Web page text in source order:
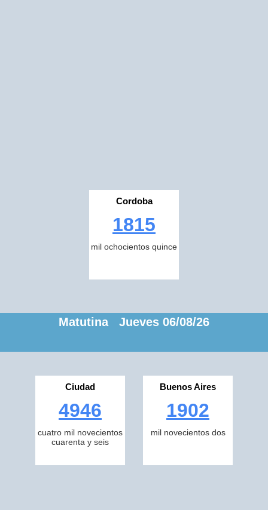
Cordoba
1815
mil ochocientos quince
Matutina Jueves 06/08/26
Ciudad
4946
cuatro mil novecientos
cuarenta y seis
Buenos Aires
1902
mil novecientos dos